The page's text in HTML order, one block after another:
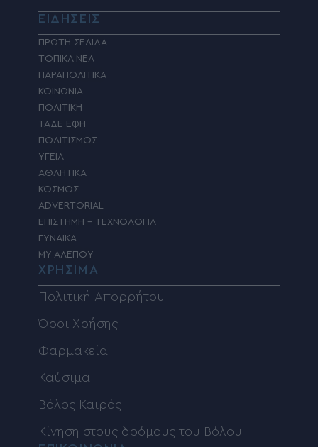
ΕΙΔΗΣΕΙΣ
ΠΡΩΤΗ ΣΕΛΙΔΑ
ΤΟΠΙΚΑ ΝΕΑ
ΠΑΡΑΠΟΛΙΤΙΚΑ
ΚΟΙΝΩΝΙΑ
ΠΟΛΙΤΙΚΗ
ΤΑΔΕ ΕΦΗ
ΠΟΛΙΤΙΣΜΟΣ
ΥΓΕΙΑ
ΑΘΛΗΤΙΚΑ
ΚΟΣΜΟΣ
ADVERTORIAL
ΕΠΙΣΤΗΜΗ – ΤΕΧΝΟΛΟΓΙΑ
ΓΥΝΑΙΚΑ
MY ΑΛΕΠΟΥ
ΧΡΗΣΙΜΑ
Πολιτική Απορρήτου
Όροι Χρήσης
Φαρμακεία
Καύσιμα
Βόλος Καιρός
Κίνηση στους δρόμους του Βόλου